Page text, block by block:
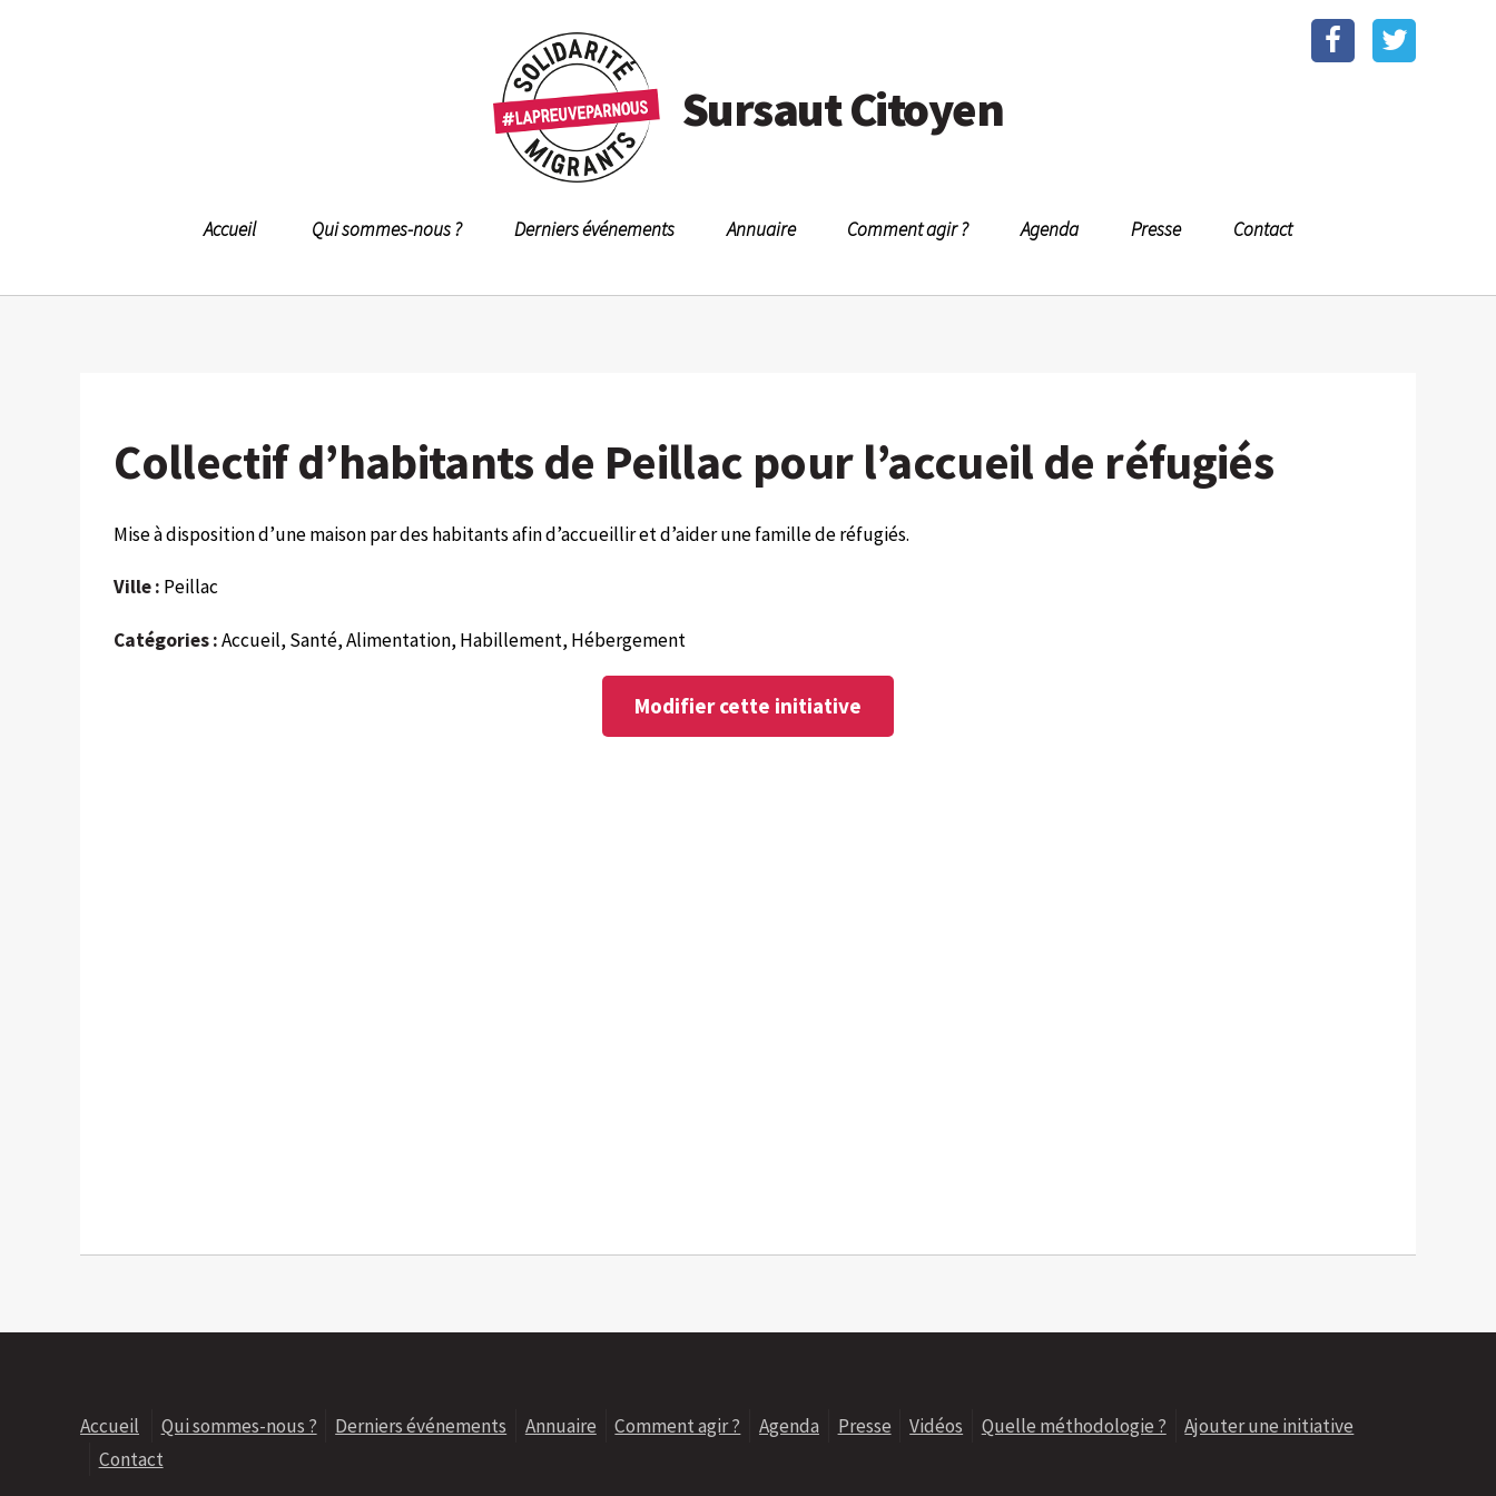
Sursaut Citoyen
Accueil Qui sommes-nous ? Derniers événements Annuaire Comment agir ? Agenda Presse Contact
Collectif d’habitants de Peillac pour l’accueil de réfugiés
Mise à disposition d’une maison par des habitants afin d’accueillir et d’aider une famille de réfugiés.
Ville : Peillac
Catégories :Accueil, Santé, Alimentation, Habillement, Hébergement
Modifier cette initiative
Accueil Qui sommes-nous ? Derniers événements Annuaire Comment agir ? Agenda Presse Vidéos Quelle méthodologie ?
Ajouter une initiative
Contact